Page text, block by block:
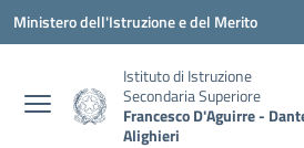
Vai ai contenuti
Vai al menu di navigazione
Vai al footer
Ministero dell'Istruzione e del Merito
Istituto di Istruzione
Secondaria Superiore
Francesco D'Aguirre -
Alighieri